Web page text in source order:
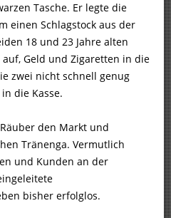
Tasche. Er legte die
einen Schlagstock aus der
18 und 23 Jahre alten
Geld und Zigaretten in die
zwei nicht schnell genug
die Kasse.
den Markt und
Tränenga. Vermutlich
und Kunden an der
bisher erfolglos.